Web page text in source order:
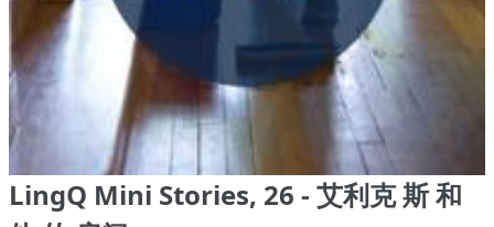
LingQ Mini Stories, 26 - 艾利克 斯 和